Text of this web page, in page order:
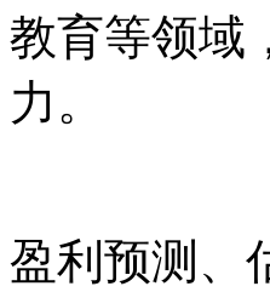
教育等领域
力。
盈利预测、